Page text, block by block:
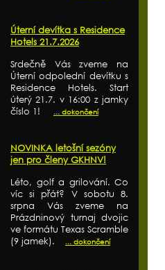
Úterní devítka s Residence
Hotels 21.7.2026
Srdečně Vás zveme na
Úterní odpolední devítku s
Residence Hotels. Start
úterý 21.7. v 16:00 z jamky
číslo 1!
... dokončení
NOVINKA letošní sezóny
jen pro členy GKHNV!
Léto, golf a grilování. Co
víc si přát? V sobotu 8.
srpna Vás zveme na
Prázdninový turnaj dvojic
ve formátu Texas Scramble
(9 jamek).
... dokončení